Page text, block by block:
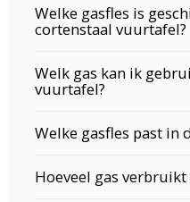
Welke gasfles is
cortenstaal vuurtafel?
Welk gas kan ik
vuurtafel?
Welke gasfles past in
Hoeveel gas